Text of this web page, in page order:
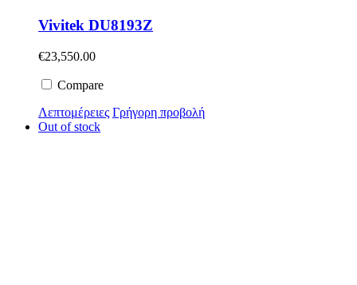
Vivitek DU8193Z
€23,550.00
Compare
Λεπτομέρειες Γρήγορη προβολή
Out of stock